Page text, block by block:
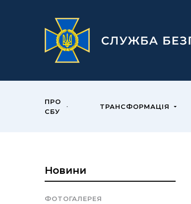
ПРО
СБУ
ТРАНСФОРМАЦІЯ
Новини
ФОТОГАЛЕРЕЯ